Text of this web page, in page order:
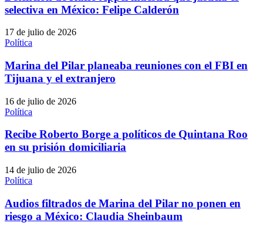
selectiva en México: Felipe Calderón
17 de julio de 2026
Política
Marina del Pilar planeaba reuniones con el FBI en
Tijuana y el extranjero
16 de julio de 2026
Política
Recibe Roberto Borge a políticos de Quintana Roo
en su prisión domiciliaria
14 de julio de 2026
Política
Audios filtrados de Marina del Pilar no ponen en
riesgo a México: Claudia Sheinbaum